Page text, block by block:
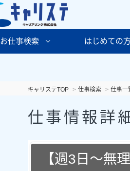
お仕事検索 はじめての
キャリステTOP 仕事検索 仕事一
仕事情報詳
【週3日～無